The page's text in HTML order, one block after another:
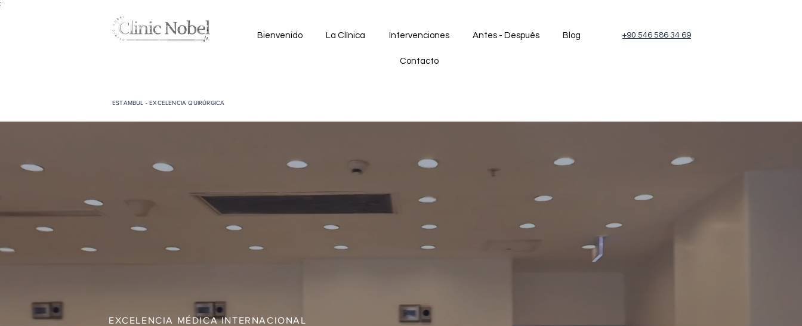
;
Bienvenido La Clínica Intervenciones Antes - Después Blog
Contacto
ESTAMBUL - EXCELENCIA QUIRÚRGICA
+90 546 586 34 69
EXCELENCIA MÉDICA INTERNACIONAL